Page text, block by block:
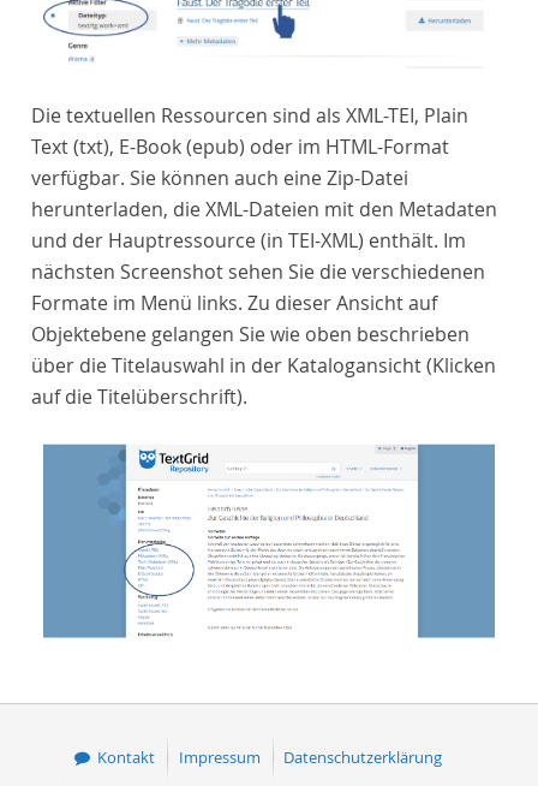
Die textuellen Ressourcen sind als XML-TEI, Plain
Text (txt), E-Book (epub) oder im HTML-Format
verfügbar. Sie können auch eine Zip-Datei
herunterladen, die XML-Dateien mit den Metadaten
und der Hauptressource (in TEI-XML) enthält. Im
nächsten Screenshot sehen Sie die verschiedenen
Formate im Menü links. Zu dieser Ansicht auf
Objektebene gelangen Sie wie oben beschrieben
über die Titelauswahl in der Katalogansicht (Klicken
auf die Titelüberschrift).
Kontakt Impressum Datenschutzerklärung